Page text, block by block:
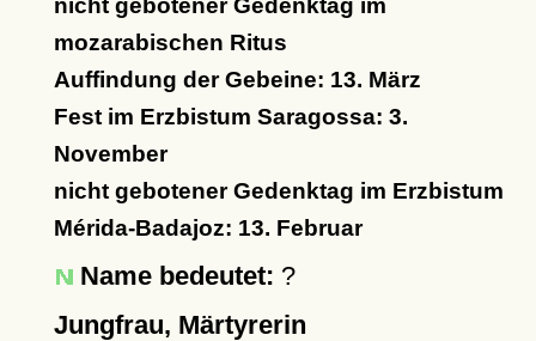
nicht gebotener Gedenktag im
mozarabischen Ritus
Auffindung der Gebeine: 13. März
Fest im Erzbistum Saragossa: 3.
November
nicht gebotener Gedenktag im Erzbistum
Mérida-Badajoz: 13. Februar
Name bedeutet: ?
Jungfrau, Märtyrerin